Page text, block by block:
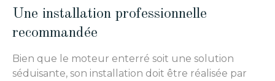
Une installation professionnelle
recommandée
Bien que le moteur enterré soit une solution
séduisante, son installation doit être réalisée par